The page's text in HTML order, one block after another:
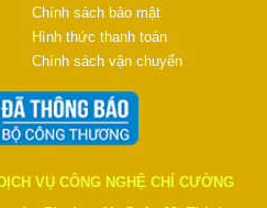
Chính sách bảo mật
Hình thức thanh toán
Chính sách vận chuyển
VỤ CÔNG NGHỆ CHÍ CƯỜNG